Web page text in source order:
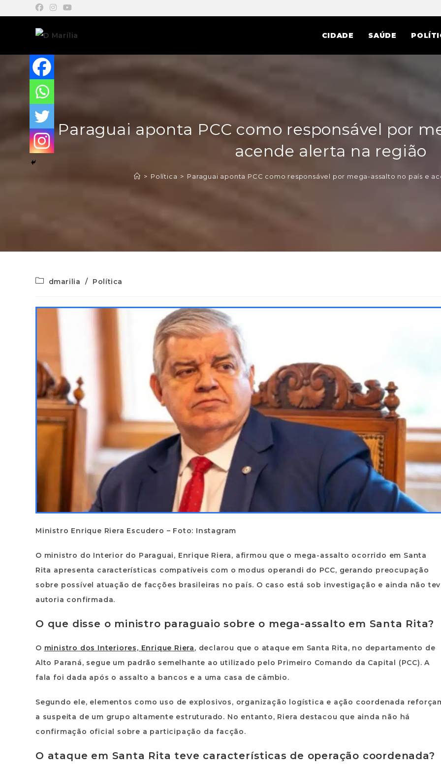
CIDADE SAÚDE
Paraguai aponta PCC como responsável por
acende alerta na região
> Política > Paraguai aponta PCC como responsável por mega-assalto no país e
dmarilia / Política
Ministro Enrique Riera Escudero – Foto: Instagram
O ministro do Interior do Paraguai, Enrique Riera, afirmou que o mega-assalto ocorrido em Santa
Rita apresenta características compatíveis com o modus operandi do PCC, gerando preocupação
sobre possível atuação de facções brasileiras no país. O caso está sob investigação e ainda não
autoria confirmada.
O que disse o ministro paraguaio sobre o mega-assalto em Santa Rita?
O ministro dos Interiores, Enrique Riera, declarou que o ataque em Santa Rita, no departamento de
Alto Paraná, segue um padrão semelhante ao utilizado pelo Primeiro Comando da Capital (PCC). A
fala foi dada após o assalto a bancos e a uma casa de câmbio.
Segundo ele, elementos como uso de explosivos, organização logística e ação coordenada
a suspeita de um grupo altamente estruturado. No entanto, Riera destacou que ainda não há
confirmação oficial sobre a participação da facção.
O ataque em Santa Rita teve características de operação coordenada?